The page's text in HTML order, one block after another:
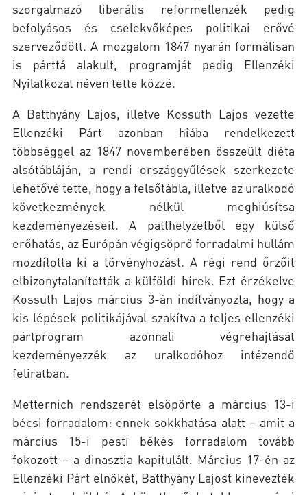
szorgalmazó liberális reformellenzék pedig
befolyásos és cselekvőképes politikai erővé
szerveződött. A mozgalom 1847 nyarán formálisan
is párttá alakult, programját pedig Ellenzéki
Nyilatkozat néven tette közzé.
A Batthyány Lajos, illetve Kossuth Lajos vezette
Ellenzéki Párt azonban hiába rendelkezett
többséggel az 1847 novemberében összeült diéta
alsótábláján, a rendi országgyűlések szerkezete
lehetővé tette, hogy a felsőtábla, illetve az uralkodó
következmények nélkül meghiúsítsa
kezdeményezéseit. A patthelyzetből egy külső
erőhatás, az Európán végigsöprő forradalmi hullám
mozdította ki a törvényhozást. A régi rend őrzőit
elbizonytalanították a külföldi hírek. Ezt érzékelve
Kossuth Lajos március 3-án indítványozta, hogy a
kis lépések politikájával szakítva a teljes ellenzéki
pártprogram azonnali végrehajtását
kezdeményezzék az uralkodóhoz intézendő
feliratban.
Metternich rendszerét elsöpörte a március 13-i
bécsi forradalom: ennek sokkhatása alatt – amit a
március 15-i pesti békés forradalom tovább
fokozott – a dinasztia kapitulált. Március 17-én az
Ellenzéki Párt elnökét, Batthyány Lajost kinevezték